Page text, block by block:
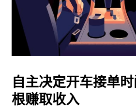
按
退
闭
日
历。
自主决定开车接单
根赚取收入